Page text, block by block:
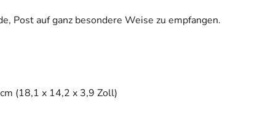
Post auf ganz besondere Weise zu empfangen.
(18,1 x 14,2 x 3,9 Zoll)